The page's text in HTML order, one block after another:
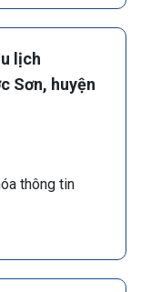
lịch
Sơn, huyện
thông tin